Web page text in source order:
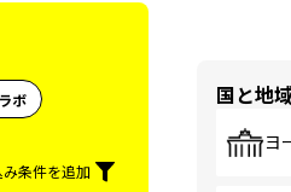
ボ
条件を追加
国と地
ヨ